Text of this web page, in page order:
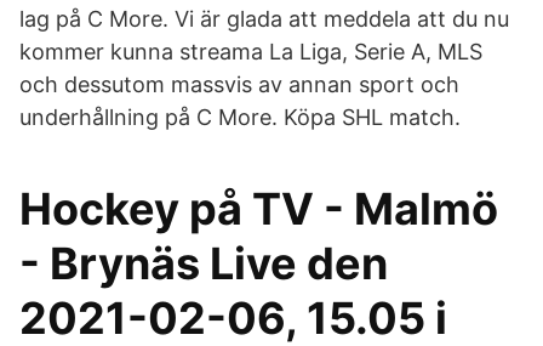
lag på C More. Vi är glada att meddela att du nu
kommer kunna streama La Liga, Serie A, MLS
och dessutom massvis av annan sport och
underhållning på C More. Köpa SHL match.
Hockey på TV - Malmö
- Brynäs Live den
2021-02-06, 15.05 i